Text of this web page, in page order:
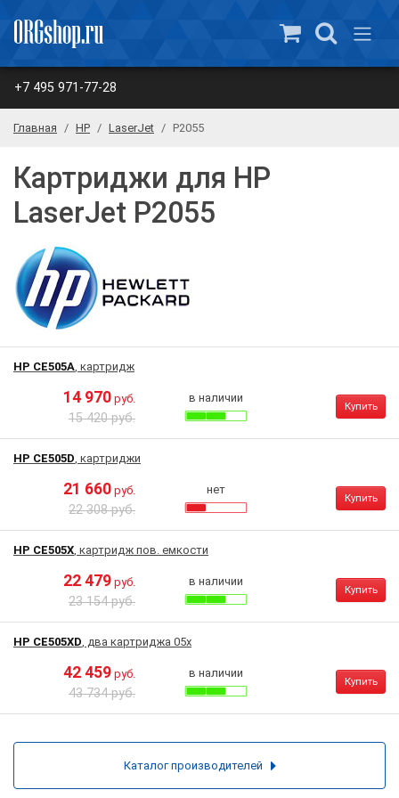
+7 495 971-77-28
Главная HP LaserJet P2055
Картриджи для HP
LaserJet P2055
HP CE505A, картридж
14 970 руб.
15 420 руб.
в наличии
Купить
HP CE505D, картриджи
21 660 руб.
22 308 руб.
нет
Купить
HP CE505X, картридж пов. емкости
22 479 руб.
23 154 руб.
в наличии
Купить
HP CE505XD, два картриджа 05x
42 459 руб.
43 734 руб.
в наличии
Купить